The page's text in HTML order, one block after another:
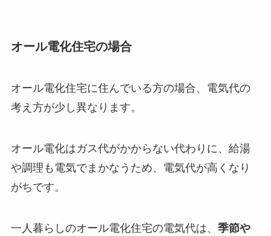
オール電化住宅の場合
オール電化住宅に住んでいる方の場合、電気代の
考え方が少し異なります。
オール電化はガス代がかからない代わりに、給湯
や調理も電気でまかなうため、電気代が高くなり
がちです。
一人暮らしのオール電化住宅の電気代は、 季節や